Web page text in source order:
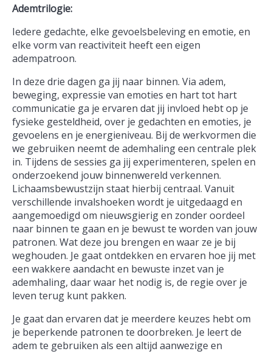
Ademtrilogie:
Iedere gedachte, elke gevoelsbeleving en emotie, en
elke vorm van reactiviteit heeft een eigen
adempatroon.
In deze drie dagen ga jij naar binnen. Via adem,
beweging, expressie van emoties en hart tot hart
communicatie ga je ervaren dat jij invloed hebt op je
fysieke gesteldheid, over je gedachten en emoties, je
gevoelens en je energieniveau. Bij de werkvormen die
we gebruiken neemt de ademhaling een centrale plek
in. Tijdens de sessies ga jij experimenteren, spelen en
onderzoekend jouw binnenwereld verkennen.
Lichaamsbewustzijn staat hierbij centraal. Vanuit
verschillende invalshoeken wordt je uitgedaagd en
aangemoedigd om nieuwsgierig en zonder oordeel
naar binnen te gaan en je bewust te worden van jouw
patronen. Wat deze jou brengen en waar ze je bij
weghouden. Je gaat ontdekken en ervaren hoe jij met
een wakkere aandacht en bewuste inzet van je
ademhaling, daar waar het nodig is, de regie over je
leven terug kunt pakken.
Je gaat dan ervaren dat je meerdere keuzes hebt om
je beperkende patronen te doorbreken. Je leert de
adem te gebruiken als een altijd aanwezige en